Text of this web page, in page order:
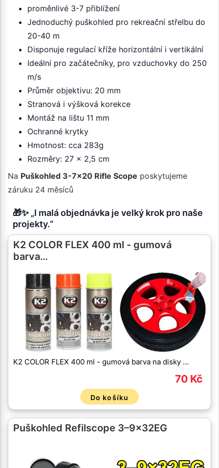
proměnlivé 3-7 přiblížení
Jednoduchý puškohled pro rekreační střelbu do
20-40 m
Disponuje regulací kříže horizontální i vertikální
Ideální pro začátečníky, pro vzduchovky do 250
m/s
Průměr objektivu: 20 mm
Stranová i výšková korekce
Montáž na lištu 11 mm
Ochranné krytky
Hmotnost: cca 283g
Rozměry: 27 x 2,5 cm
Na Puškohled 3-7x20 Rifle Scope poskytujeme
záruku 24 měsíců
🎁✨ „I malá objednávka je velký krok pro naše
projekty.“
K2 COLOR FLEX 400 ml - gumová
barva…
K2 COLOR FLEX 400 ml - gumová barva na disky …
70 Kč
Do košíku
Puškohled Refilscope 3–9×32EG